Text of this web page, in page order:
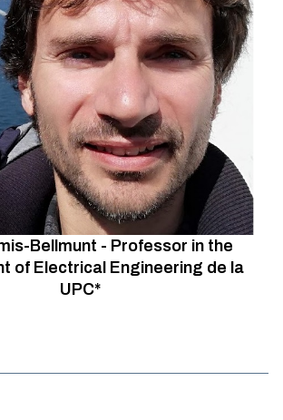
Bellmunt - Professor in the
of Electrical Engineering de la
UPC*